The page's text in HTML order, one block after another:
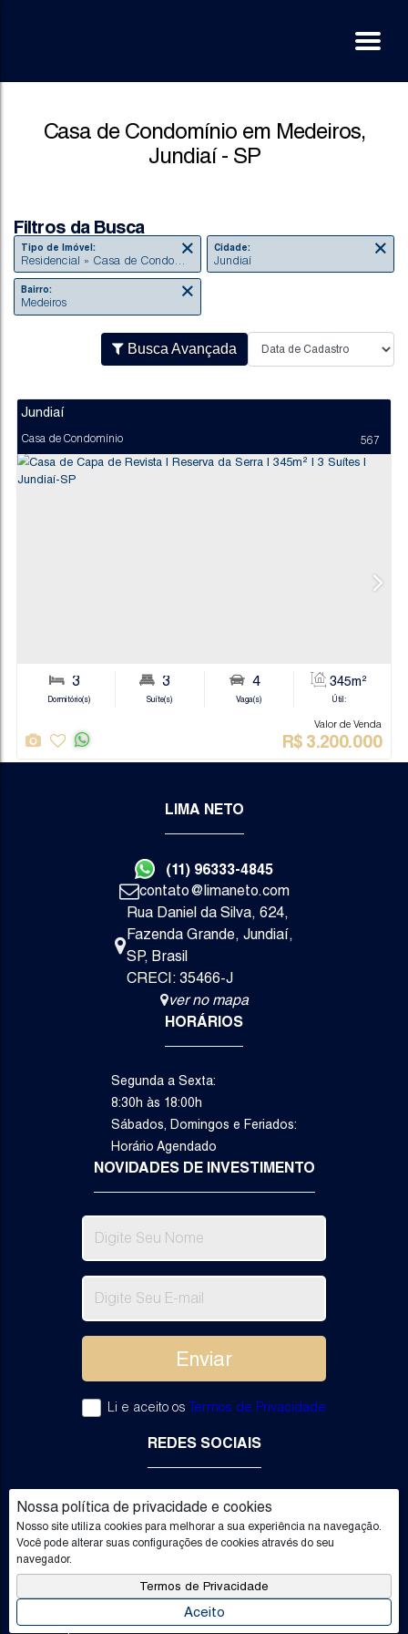
Nossa política de privacidade e cookies
Nosso site utiliza cookies para melhorar a sua experiência na navegação.
Você pode alterar suas configurações de cookies através do seu
navegador.
Termos de Privacidade
Aceito
Casa de Condomínio em Medeiros,
Jundiaí - SP
Filtros da Busca
Tipo de Imóvel:
Residencial » Casa de Condomínio
Cidade:
Busca Avançada
Suíte(s)
LIMA NETO
(11) 96333-4845
contato@limaneto.com
Rua Daniel da Silva, 624,
Fazenda Grande, Jundiaí,
SP, Brasil
CRECI: 35466-J
ver no mapa
HORÁRIOS
Segunda a Sexta:
8:30h às 18:00h
Sábados, Domingos e Feriados:
Horário Agendado
NOVIDADES DE INVESTIMENTO
Li e aceito os Termos de Privacidade
REDES SOCIAIS
Apresenta.me